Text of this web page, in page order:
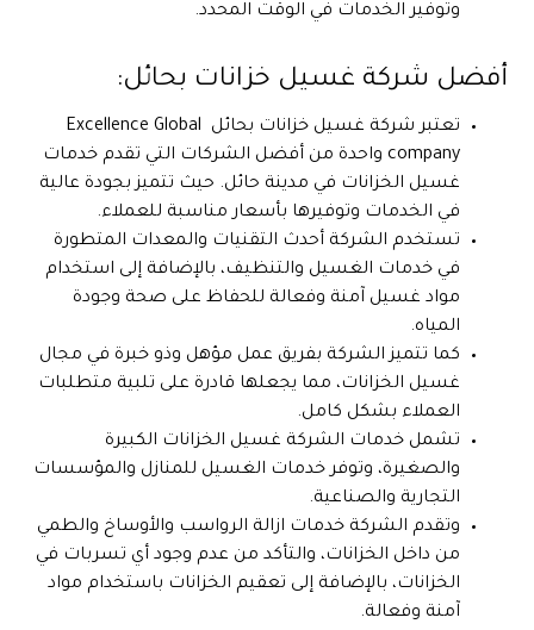
وتوفير الخدمات في الوقت المحدد.
أفضل شركة غسيل خزانات بحائل:
تعتبر شركة غسيل خزانات بحائل Excellence Global
company واحدة من أفضل الشركات التي تقدم خدمات
غسيل الخزانات في مدينة حائل. حيث تتميز بجودة عالية
في الخدمات وتوفيرها بأسعار مناسبة للعملاء.
تستخدم الشركة أحدث التقنيات والمعدات المتطورة
في خدمات الغسيل والتنظيف، بالإضافة إلى استخدام
مواد غسيل آمنة وفعالة للحفاظ على صحة وجودة
المياه.
كما تتميز الشركة بفريق عمل مؤهل وذو خبرة في مجال
غسيل الخزانات، مما يجعلها قادرة على تلبية متطلبات
العملاء بشكل كامل.
تشمل خدمات الشركة غسيل الخزانات الكبيرة
والصغيرة، وتوفر خدمات الغسيل للمنازل والمؤسسات
التجارية والصناعية.
وتقدم الشركة خدمات ازالة الرواسب والأوساخ والطمي
من داخل الخزانات، والتأكد من عدم وجود أي تسربات في
الخزانات، بالإضافة إلى تعقيم الخزانات باستخدام مواد
آمنة وفعالة.